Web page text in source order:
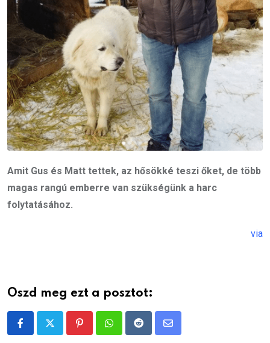
Amit Gus és Matt tettek, az hősökké teszi őket, de több
magas rangú emberre van szükségünk a harc
folytatásához.
via
Oszd meg ezt a posztot:
PinterestWhatsappRedditShare